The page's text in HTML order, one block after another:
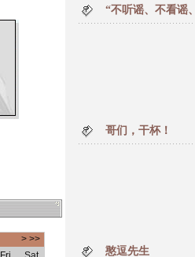
“不听谣、不看谣
哥们，干杯！
憨逗先生